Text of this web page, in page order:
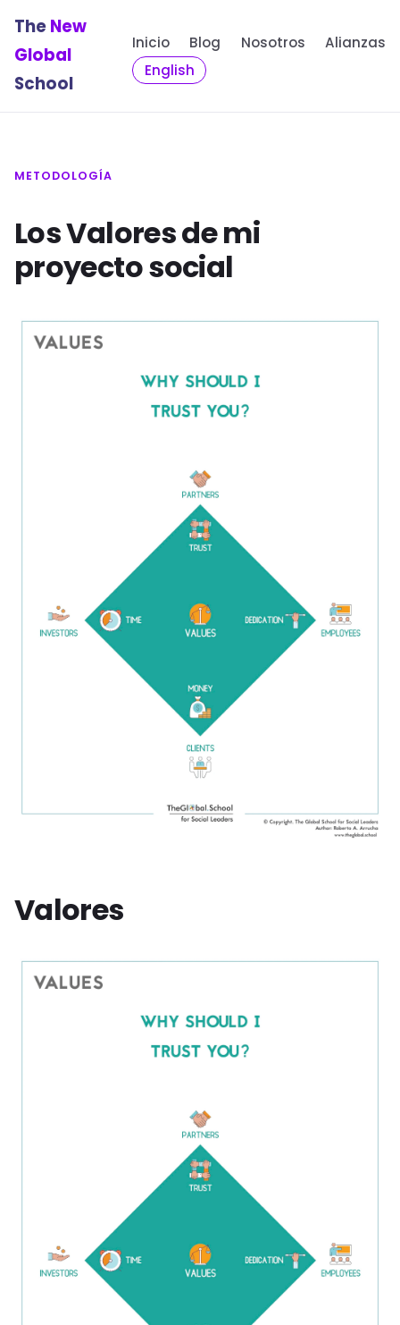
The New
Global
School
Inicio Blog Nosotros
Alianzas
English
METODOLOGÍA
Los Valores de mi
proyecto social
Valores